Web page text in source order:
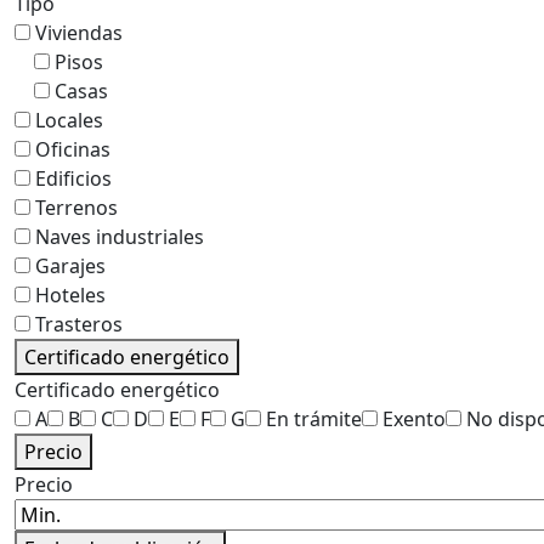
Viviendas
Pisos
Casas
Locales
Oficinas
Edificios
Terrenos
Naves industriales
Garajes
Hoteles
Trasteros
Certificado energético
Certificado energético
A
B C D E F G En trámite Exento
No
Precio
Precio